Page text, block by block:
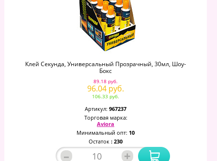
Клей Секунда, Универсальный Прозрачный, 30мл, Шоу-
Бокс
89.18 руб.
96.04 руб.
106.33 руб.
Артикул: 967237
Торговая марка:
Aviora
Минимальный опт: 10
Остаток : 230
– +